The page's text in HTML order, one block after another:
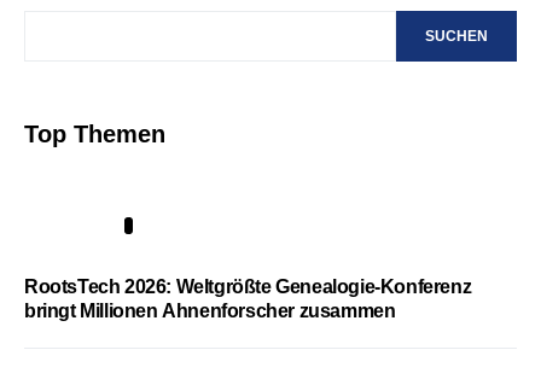
SUCHEN
Top Themen
RootsTech 2026: Weltgrößte Genealogie-Konferenz
bringt Millionen Ahnenforscher zusammen